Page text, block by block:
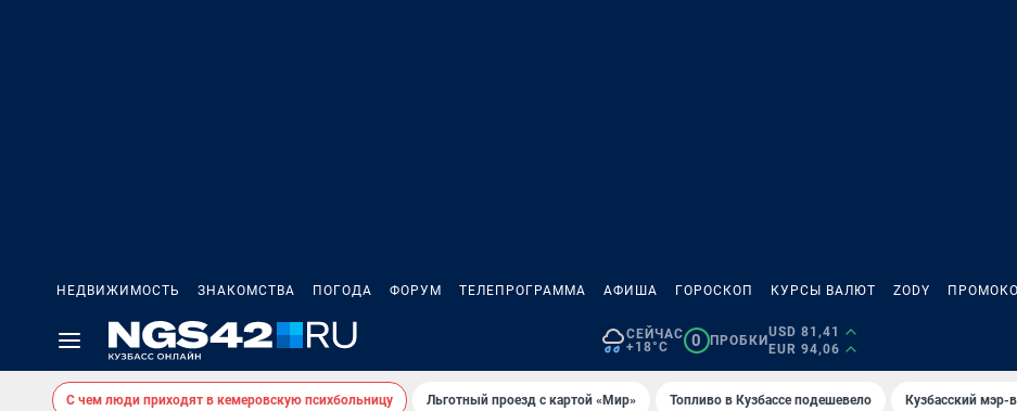
НЕДВИЖИМОСТЬ ЗНАКОМСТВА ПОГОДА ФОРУМ ТЕЛЕПРОГРАММА АФИША ГОРОСКОП КУРСЫ ВАЛЮТ ZODY
СЕЙЧАС
+18°C
0 ПРОБКИ
USD 81,41
EUR 94,06
С чем люди приходят в кемеровскую психбольницу Льготный проезд с картой «Мир» Топливо в Кузбассе подешевело Кузбасский мэр-